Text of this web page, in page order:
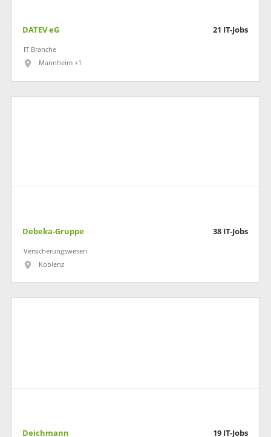
DATEV eG 21 IT-Jobs
IT Branche
Mannheim +1
Debeka-Gruppe 38 IT-Jobs
Versicherungswesen
Koblenz
Deichmann 19 IT-Jobs